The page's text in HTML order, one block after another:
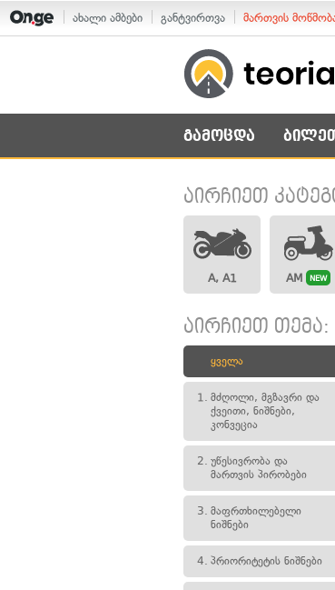
ახალი ამბები განტვირთვა მართვის
გამოცდა
აირჩიეთ
A, A1 AM NEW
აირჩიეთ თემა:
ყველა
1. მძღოლი, მგზავრი და
ქვეითი, ნიშნები,
კონვეცია
2. უწესივრობა და
მართვის პირობები
3. მაფრთხილებელი
ნიშნები
4. პრიორიტეტის ნიშნები